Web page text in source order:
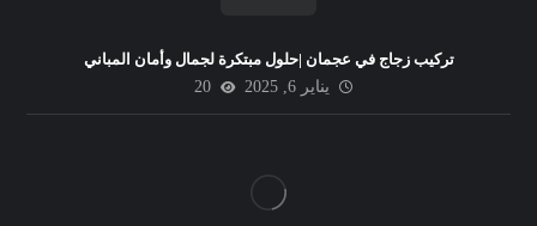
تركيب زجاج في عجمان |حلول مبتكرة لجمال وأمان المباني
يناير 6, 2025
20